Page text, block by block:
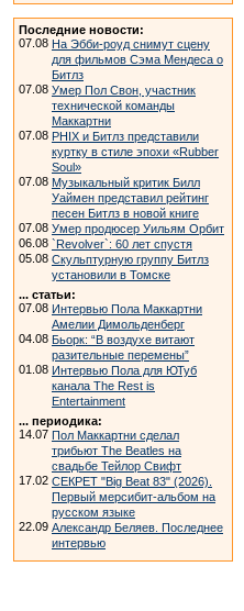
Последние новости:
07.08 На Эбби-роуд снимут сцену
для фильмов Сэма Мендеса о
Битлз
07.08 Умер Пол Свон, участник
технической команды
Маккартни
07.08 PHIX и Битлз представили
куртку в стиле эпохи «Rubber
Soul»
07.08 Музыкальный критик Билл
Уаймен представил рейтинг
песен Битлз в новой книге
07.08 Умер продюсер Уильям Орбит
06.08 `Revolver`: 60 лет спустя
05.08 Скульптурную группу Битлз
установили в Томске
... статьи:
07.08 Интервью Пола Маккартни
Амелии Димольденберг
04.08 Бьорк: “В воздухе витают
разительные перемены”
01.08 Интервью Пола для ЮТуб
канала The Rest is
Entertainment
... периодика:
14.07 Пол Маккартни сделал
трибьют The Beatles на
свадьбе Тейлор Свифт
17.02 СЕКРЕТ "Big Beat 83" (2026).
Первый мерсибит-альбом на
русском языке
22.09 Александр Беляев. Последнее
интервью